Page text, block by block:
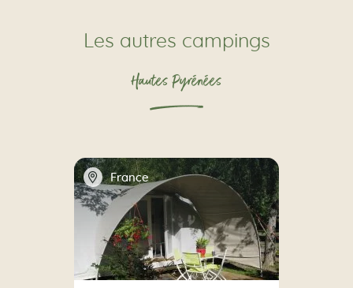
Les autres campings
Hautes Pyrénées
📍 France